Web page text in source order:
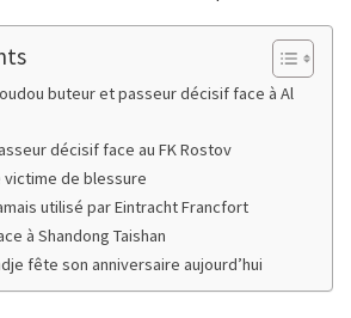
buteur et passeur décisif face à Al
décisif face au FK Rostov
victime de blessure
utilisé par Eintracht Francfort
à Shandong Taishan
fête son anniversaire aujourd’hui